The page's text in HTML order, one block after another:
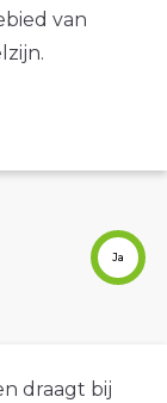
van
Ja
draagt bij